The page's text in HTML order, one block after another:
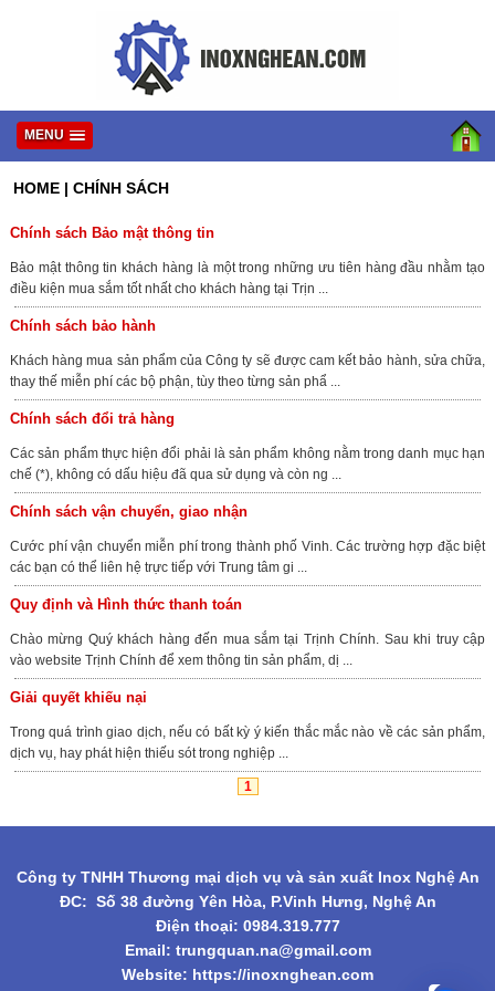
MENU
HOME | CHÍNH SÁCH
Chính sách Bảo mật thông tin
Bảo mật thông tin khách hàng là một trong những ưu tiên hàng đầu nhằm tạo
điều kiện mua sắm tốt nhất cho khách hàng tại Trịn ...
Chính sách bảo hành
Khách hàng mua sản phẩm của Công ty sẽ được cam kết bảo hành, sửa chữa,
thay thế miễn phí các bộ phận, tùy theo từng sản phẩ ...
Chính sách đổi trả hàng
Các sản phẩm thực hiện đổi phải là sản phẩm không nằm trong danh mục hạn
chế (*), không có dấu hiệu đã qua sử dụng và còn ng ...
Chính sách vận chuyển, giao nhận
Cước phí vận chuyển miễn phí trong thành phố Vinh. Các trường hợp đặc biệt
các bạn có thể liên hệ trực tiếp với Trung tâm gi ...
Quy định và Hình thức thanh toán
Chào mừng Quý khách hàng đến mua sắm tại Trịnh Chính. Sau khi truy cập
vào website Trịnh Chính để xem thông tin sản phẩm, dị ...
Giải quyết khiếu nại
Trong quá trình giao dịch, nếu có bất kỳ ý kiến thắc mắc nào về các sản phẩm,
dịch vụ, hay phát hiện thiếu sót trong nghiệp ...
1
Công ty TNHH Thương mại dịch vụ và sản xuất Inox Nghệ An
ĐC: Số 38 đường Yên Hòa, P.Vinh Hưng, Nghệ An
Điện thoại: 0984.319.777
Email: trungquan.na@gmail.com
Website: https://inoxnghean.com